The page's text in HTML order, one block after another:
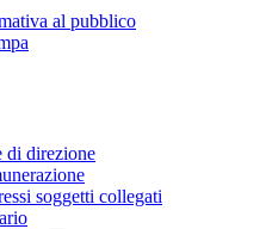
al pubblico
di direzione
soggetti collegati